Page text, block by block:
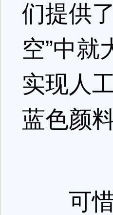
们提供
空”中就
实现人
蓝色颜
可惜